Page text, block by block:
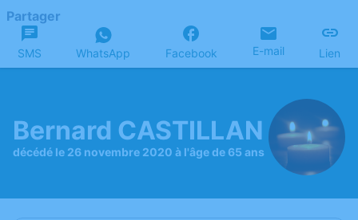
Partager
SMS WhatsApp Facebook E-mail Lien
Bernard CASTILLAN
décédé le 26 novembre 2020 à l'âge de 65 ans